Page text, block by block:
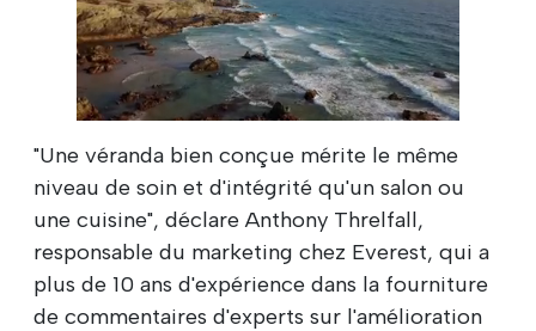
"Une véranda bien conçue mérite le même
niveau de soin et d'intégrité qu'un salon ou
une cuisine", déclare Anthony Threlfall,
responsable du marketing chez Everest, qui a
plus de 10 ans d'expérience dans la fourniture
de commentaires d'experts sur l'amélioration